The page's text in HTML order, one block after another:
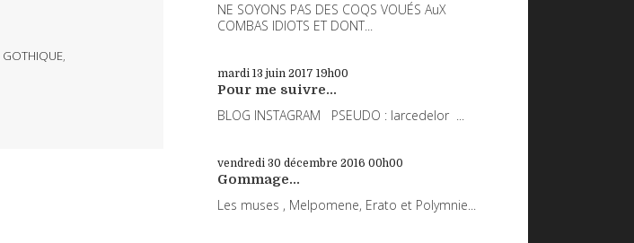
GOTHIQUE,
NE SOYONS PAS DES COQS VOUÉS AuX
COMBAS IDIOTS ET DONT...
mardi 13 juin 2017 19h00
Pour me suivre...
BLOG INSTAGRAM PSEUDO : larcedelor ...
vendredi 30 décembre 2016 00h00
Gommage...
Les muses , Melpomene, Erato et Polymnie...